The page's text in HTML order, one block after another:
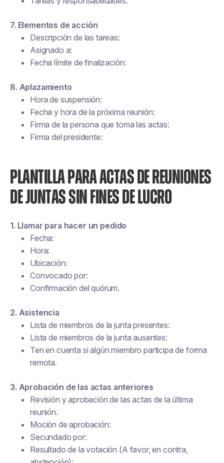
7. Elementos de acción
Descripción de las tareas:
Asignado a:
Fecha límite de finalización:
8. Aplazamiento
Hora de suspensión:
Fecha y hora de la próxima reunión:
Firma de la persona que toma las actas:
Firma del presidente:
PLANTILLA PARA ACTAS DE REUNIONES
DE JUNTAS SIN FINES DE LUCRO
1. Llamar para hacer un pedido
Fecha:
Hora:
Ubicación:
Convocado por:
Confirmación del quórum.
2. Asistencia
Lista de miembros de la junta presentes:
Lista de miembros de la junta ausentes:
Ten en cuenta si algún miembro participa de forma
remota.
3. Aprobación de las actas anteriores
Revisión y aprobación de las actas de la última
reunión.
Moción de aprobación:
Secundado por:
Resultado de la votación (A favor, en contra,